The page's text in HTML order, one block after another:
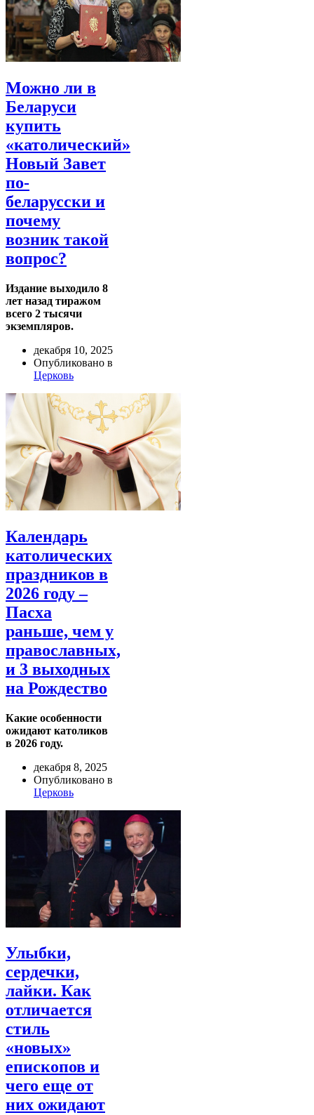
Можно ли в
Беларуси
купить
«католический»
Новый Завет
по-
беларусски и
почему
возник такой
вопрос?
Издание выходило 8
лет назад тиражом
всего 2 тысячи
экземпляров.
декабря 10, 2025
Опубликовано в
Церковь
Календарь
католических
праздников в
2026 году –
Пасха
раньше, чем у
православных,
и 3 выходных
на Рождество
Какие особенности
ожидают католиков
в 2026 году.
декабря 8, 2025
Опубликовано в
Церковь
Улыбки,
сердечки,
лайки. Как
отличается
стиль
«новых»
епископов и
чего еще от
них ожидают